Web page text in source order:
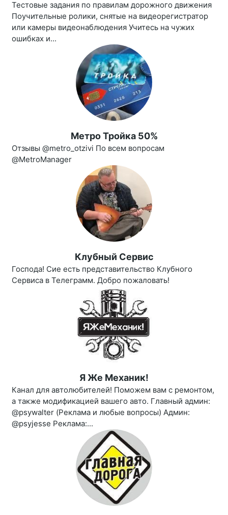
Тестовые задания по правилам дорожного движения
Поучительные ролики, снятые на видеорегистратор
или камеры видеонаблюдения Учитесь на чужих
ошибках и...
Метро Тройка 50%
Отзывы @metro_otzivi По всем вопросам
@MetroManager
Клубный Сервис
Господа! Сие есть представительство Клубного
Сервиса в Телеграмм. Добро пожаловать!
Я Же Механик!
Канал для автолюбителей! Поможем вам с ремонтом,
а также модификацией вашего авто. Главный админ:
@psywalter (Реклама и любые вопросы) Админ:
@psyjesse Реклама:...